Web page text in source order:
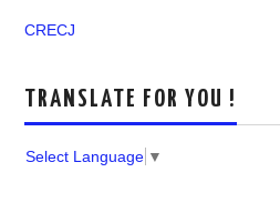
CRECJ
TRANSLATE FOR YOU !
Select Language ▼